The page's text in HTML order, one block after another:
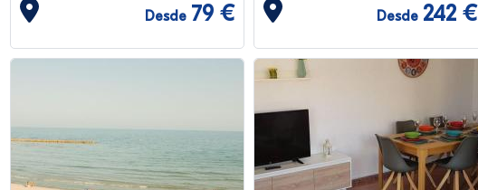
Desde 79 € Desde 242 €